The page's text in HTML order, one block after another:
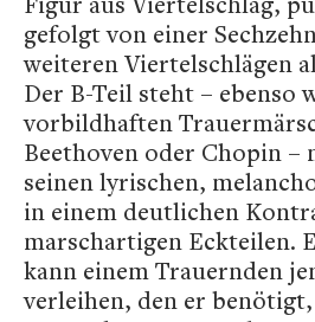
gefolgt von einer
weiteren Viertelschlägen
Der B-Teil steht – ebenso
vorbildhaften
Beethoven oder Chopin –
seinen lyrischen,
in einem deutlichen
marschartigen Eckteilen.
kann einem Trauernden
verleihen, den er